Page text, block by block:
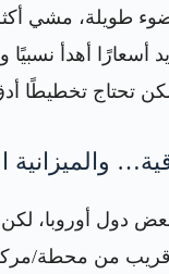
طويلة، مشي
أسعارًا أهدأ
تحتاج تخطيطًا
دول أوروبا، لكن
قريب من محطة/